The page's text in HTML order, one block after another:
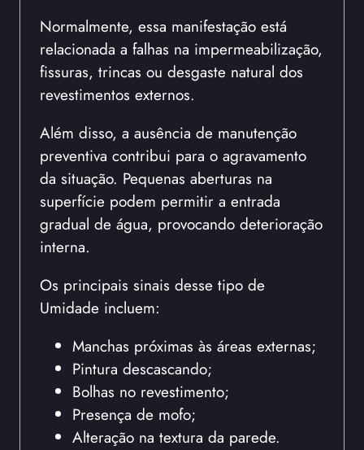
Normalmente, essa manifestação está
relacionada a falhas na impermeabilização,
fissuras, trincas ou desgaste natural dos
revestimentos externos.
Além disso, a ausência de manutenção
preventiva contribui para o agravamento
da situação. Pequenas aberturas na
superfície podem permitir a entrada
gradual de água, provocando deterioração
interna.
Os principais sinais desse tipo de
Umidade incluem:
Manchas próximas às áreas externas;
Pintura descascando;
Bolhas no revestimento;
Presença de mofo;
Alteração na textura da parede.